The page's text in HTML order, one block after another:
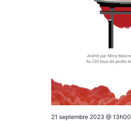
21 septembre 2023 @ 13h00